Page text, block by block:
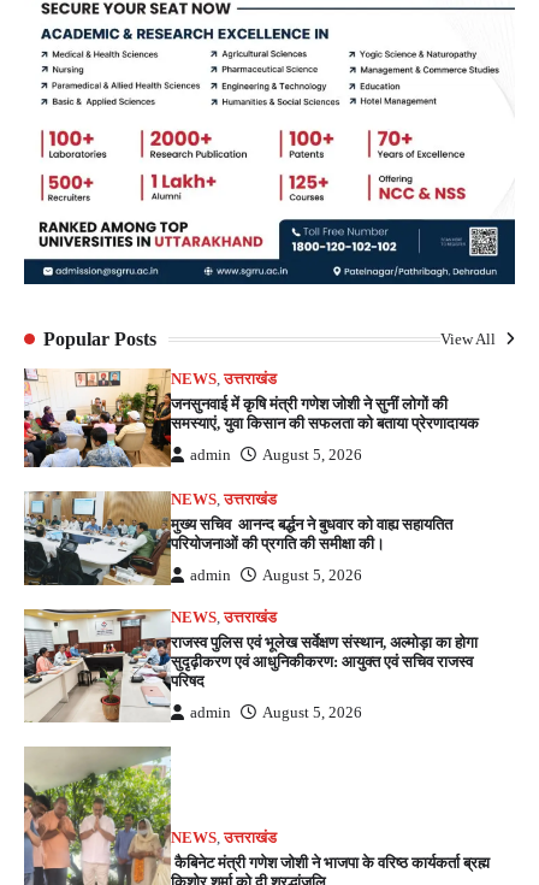
Popular Posts View All
NEWS,उत्तराखंड
जनसुनवाई में कृषि मंत्री गणेश जोशी ने सुनीं लोगों की
समस्याएं, युवा किसान की सफलता को बताया प्रेरणादायक
admin August 5, 2026
NEWS ,उत्तराखंड
मुख्य सचिव आनन्द बर्द्धन ने बुधवार को वाह्य सहायतित
परियोजनाओं की प्रगति की समीक्षा की।
admin August 5, 2026
NEWS ,उत्तराखंड
राजस्व पुलिस एवं भूलेख सर्वेक्षण संस्थान, अल्मोड़ा का होगा
सुदृढ़ीकरण एवं आधुनिकीकरण: आयुक्त एवं सचिव राजस्व
परिषद
admin August 5, 2026
NEWS,उत्तराखंड
कैबिनेट मंत्री गणेश जोशी ने भाजपा के वरिष्ठ कार्यकर्ता ब्रह्म